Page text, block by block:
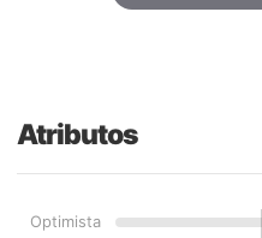
Atributos
Optimista